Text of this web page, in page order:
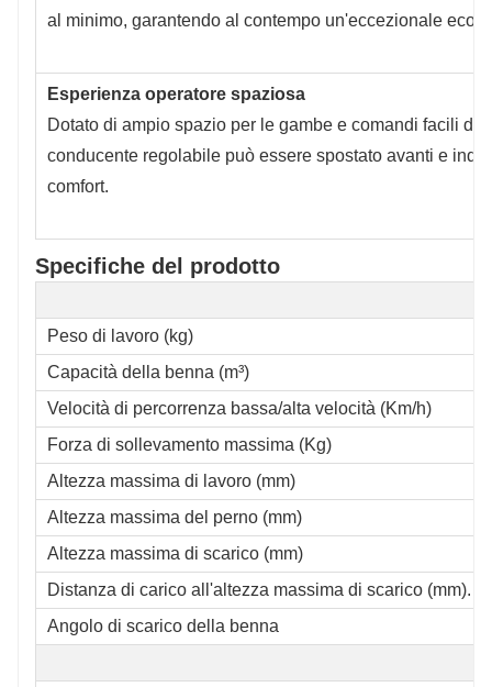
al minimo, garantendo al contempo un'eccezionale
Esperienza operatore spaziosa
Dotato di ampio spazio per le gambe e comandi facili da
conducente regolabile può essere spostato avanti e
comfort.
Specifiche del prodotto
Peso di lavoro (kg)
Capacità della benna (m³)
Velocità di percorrenza bassa/alta velocità (Km/h)
Forza di sollevamento massima (Kg)
Altezza massima di lavoro (mm)
Altezza massima del perno (mm)
Altezza massima di scarico (mm)
Distanza di carico all'altezza massima di scarico (mm).
Angolo di scarico della benna